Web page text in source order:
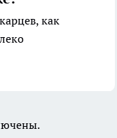
как